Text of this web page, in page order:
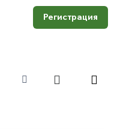
Регистрация